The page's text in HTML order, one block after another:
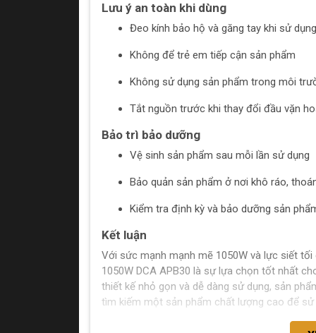
Lưu ý an toàn khi dùng
Đeo kính bảo hộ và găng tay khi sử dụng
Không để trẻ em tiếp cận sản phẩm
Không sử dụng sản phẩm trong môi
Tắt nguồn trước khi thay đổi đầu vặn
Bảo trì bảo dưỡng
Vệ sinh sản phẩm sau mỗi lần sử dụng
Bảo quản sản phẩm ở nơi khô ráo,
Kiểm tra định kỳ và bảo dưỡng sản
Kết luận
Với sức mạnh mạnh mẽ 1050W và lực siết tối
1050W DCA APB30 là sự lựa chọn tốt nhất
thiết kế nhỏ gọn và dễ dàng sử dụng, sản
tìm kiếm một sản phẩm chất lượng cao để